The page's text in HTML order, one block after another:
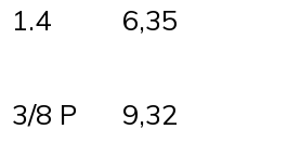
1.4 6,35
3/8 P 9,32